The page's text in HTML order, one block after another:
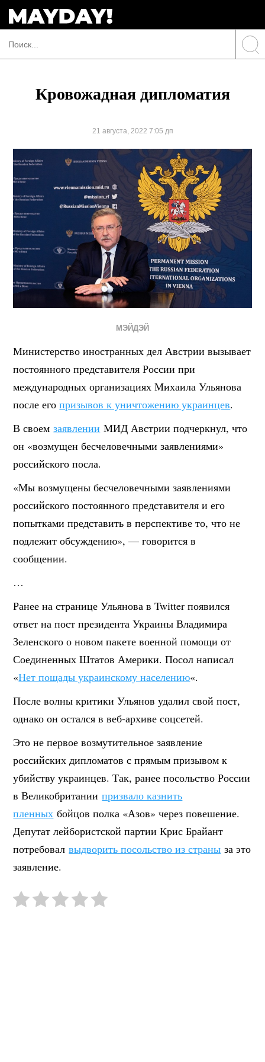
Кровожадная дипломатия
21 августа, 2022 7:05 дп
МЭЙДЭЙ
Министерство иностранных дел Австрии вызывает
постоянного представителя России при
международных организациях Михаила Ульянова
после егопризывов к уничтожению украинцев.
В своемзаявлении МИД Австрии подчеркнул, что
он «возмущен бесчеловечными заявлениями»
российского посла.
«Мы возмущены бесчеловечными заявлениями
российского постоянного представителя и его
попытками представить в перспективе то, что не
подлежит обсуждению», — говорится в
сообщении.
…
Ранее на странице Ульянова в Twitter появился
ответ на пост президента Украины Владимира
Зеленского о новом пакете военной помощи от
Соединенных Штатов Америки. Посол написал
«Нет пощады украинскому населению«.
После волны критики Ульянов удалил свой пост,
однако он остался в веб-архиве соцсетей.
Это не первое возмутительное заявление
российских дипломатов с прямым призывом к
убийству украинцев. Так, ранее посольство России
в Великобританиипризвало казнить
пленных бойцов полка «Азов» через повешение.
Депутат лейбористской партии Крис Брайант
потребовалвыдворить посольство из страны за это
заявление.